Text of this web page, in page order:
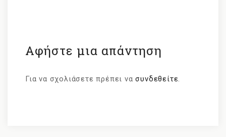
Αφήστε μια απάντηση
Για να σχολιάσετε πρέπει νασυνδεθείτε.